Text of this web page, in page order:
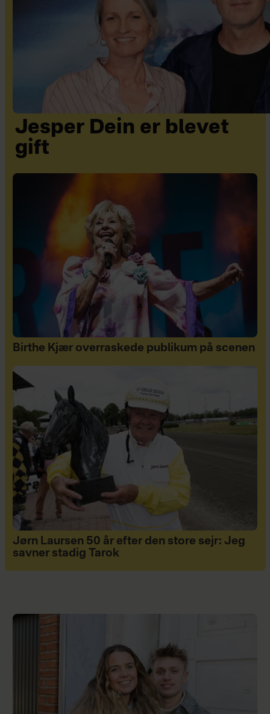
Jesper Dein er blevet
gift
Birthe Kjær overraskede publikum på scenen
Jørn Laursen 50 år efter den store sejr: Jeg
savner stadig Tarok